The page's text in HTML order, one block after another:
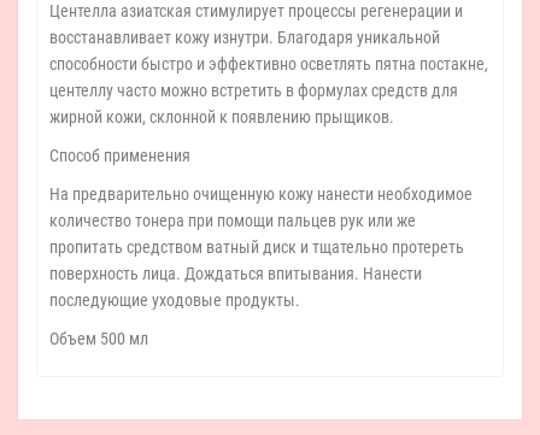
Центелла азиатская стимулирует процессы регенерации и
восстанавливает кожу изнутри. Благодаря уникальной
способности быстро и эффективно осветлять пятна постакне,
центеллу часто можно встретить в формулах средств для
жирной кожи, склонной к появлению прыщиков.
Способ применения
На предварительно очищенную кожу нанести необходимое
количество тонера при помощи пальцев рук или же
пропитать средством ватный диск и тщательно протереть
поверхность лица. Дождаться впитывания. Нанести
последующие уходовые продукты.
Объем 500 мл